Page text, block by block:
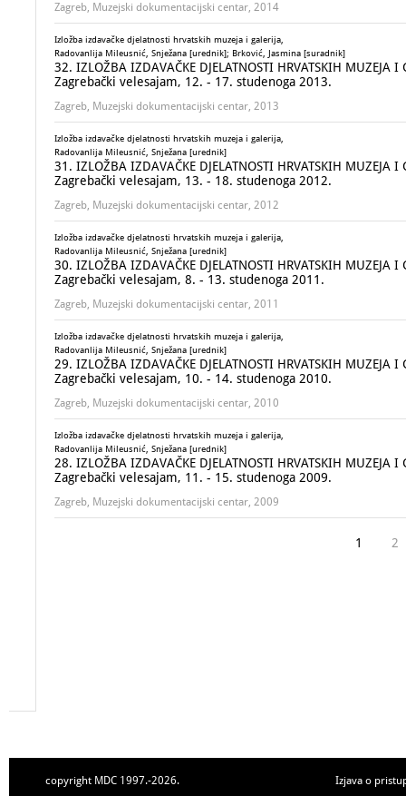
Zagreb, Muzejski dokumentacijski centar, 2014
Izložba izdavačke djelatnosti hrvatskih muzeja i galerija,
Radovanlija Mileusnić, Snježana [urednik]; Brković, Jasmina [suradnik]
32. IZLOŽBA IZDAVAČKE DJELATNOSTI HRVATSKIH
Zagrebački velesajam, 12. - 17. studenoga 2013.
Zagreb, Muzejski dokumentacijski centar, 2013
Izložba izdavačke djelatnosti hrvatskih muzeja i galerija,
Radovanlija Mileusnić, Snježana [urednik]
31. IZLOŽBA IZDAVAČKE DJELATNOSTI HRVATSKIH
Zagrebački velesajam, 13. - 18. studenoga 2012.
Zagreb, Muzejski dokumentacijski centar, 2012
Izložba izdavačke djelatnosti hrvatskih muzeja i galerija,
Radovanlija Mileusnić, Snježana [urednik]
30. IZLOŽBA IZDAVAČKE DJELATNOSTI HRVATSKIH
Zagrebački velesajam, 8. - 13. studenoga 2011.
Zagreb, Muzejski dokumentacijski centar, 2011
Izložba izdavačke djelatnosti hrvatskih muzeja i galerija,
Radovanlija Mileusnić, Snježana [urednik]
29. IZLOŽBA IZDAVAČKE DJELATNOSTI HRVATSKIH
Zagrebački velesajam, 10. - 14. studenoga 2010.
Zagreb, Muzejski dokumentacijski centar, 2010
Izložba izdavačke djelatnosti hrvatskih muzeja i galerija,
Radovanlija Mileusnić, Snježana [urednik]
28. IZLOŽBA IZDAVAČKE DJELATNOSTI HRVATSKIH
Zagrebački velesajam, 11. - 15. studenoga 2009.
Zagreb, Muzejski dokumentacijski centar, 2009
1 2
copyright MDC 1997.-2026. Izjava o